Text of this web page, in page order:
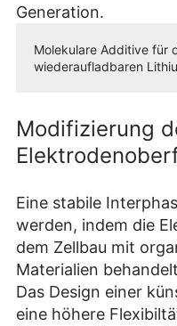
Generation.
Molekulare Additive für
wiederaufladbaren
Modifizierung
Eine stabile
werden, indem die
dem Zellbau mit
Materialien
Das Design einer
eine höhere